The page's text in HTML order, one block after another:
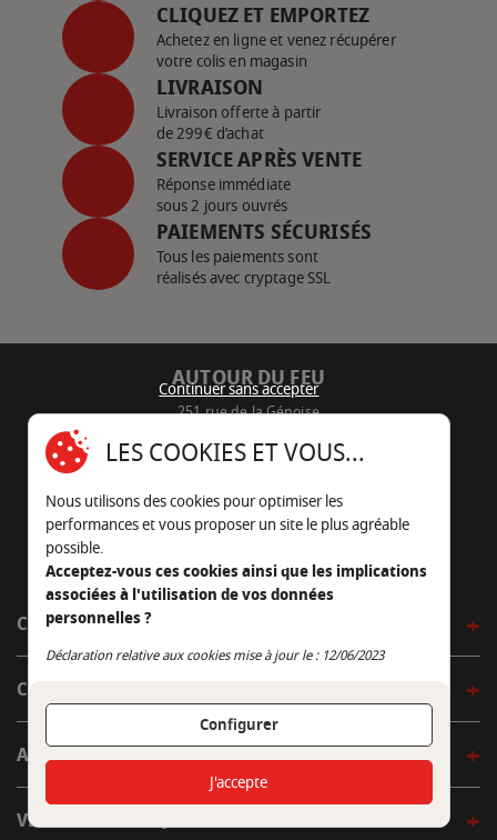
CLIQUEZ ET EMPORTEZ
Achetez en ligne et venez récupérer
votre colis en magasin
LIVRAISON
Livraison offerte à partir
de 299€ d’achat
SERVICE APRÈS VENTE
Réponse immédiate
sous 2 jours ouvrés
PAIEMENTS SÉCURISÉS
Tous les paiements sont
réalisés avec cryptage SSL
AUTOUR DU FEU
251 rue de la Génoise
05 45 22 98 09
Nous envoyer un e-mail
CÔTÉ OUTDOOR
CÔTÉ INDOOR
AUTOUR DE LA TABLE
VENIR EN BOUTIQUE
Continuer sans accepter
LES COOKIES ET VOUS...
Nous utilisons des cookies pour optimiser les
performances et vous proposer un site le plus agréable
possible.
Acceptez-vous ces cookies ainsi que les implications
associées à l'utilisation de vos données
personnelles ?
Déclaration relative aux cookies mise à jour le : 12/06/2023
Configurer
Continuer sans accepter
J'accepte